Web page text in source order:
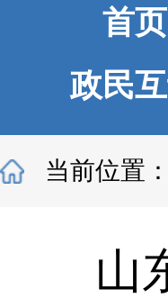
首页
政民
当前位置：
山